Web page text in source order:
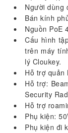
Người dùng
Bán kính
Nguồn PoE
Cấu hình
trên máy
lý Cloukey.
Hỗ trợ quản
Hỗ trợ:
Security
Hỗ trợ
Phụ kiện:
Phụ kiện đi